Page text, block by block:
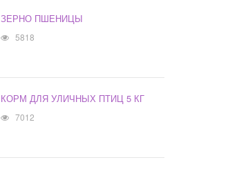
ЗЕРНО ПШЕНИЦЫ
5818
КОРМ ДЛЯ УЛИЧНЫХ ПТИЦ 5 КГ
7012